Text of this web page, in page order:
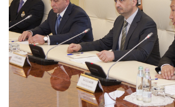
Новосибирская область (3)
Омская область (5)
Республика Башкортостан (3)
Республика Крым (1)
Республика Татарстан (2)
Ростовская область (2)